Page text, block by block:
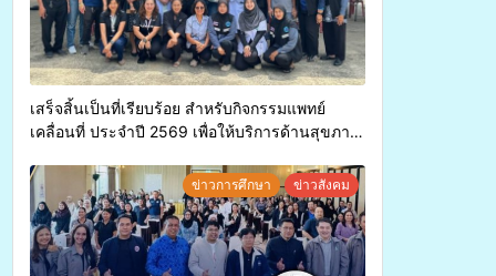
เสร็จสิ้นเป็นที่เรียบร้อย สำหรับกิจกรรมแพทย์
เคลื่อนที่ ประจำปี 2569 เพื่อให้บริการด้านสุขภาพ
ข่าวการศึกษา ข่าวสังคม